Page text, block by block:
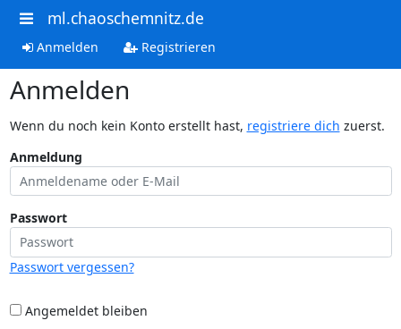
ml.chaoschemnitz.de
Anmelden Registrieren
Anmelden
Wenn du noch kein Konto erstellt hast, registriere dich zuerst.
Anmeldung
Passwort
Passwort vergessen?
Angemeldet bleiben